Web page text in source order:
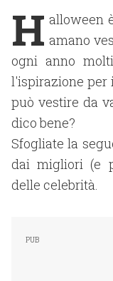
H alloween
amano
ogni anno
l'ispirazione per
può vestire da
dico bene?
Sfogliate la
dai migliori (e
delle celebrità.